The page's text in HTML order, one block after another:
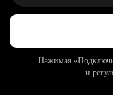
Нажимая
и